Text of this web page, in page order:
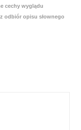
cechy wyglądu
odbiór opisu słownego